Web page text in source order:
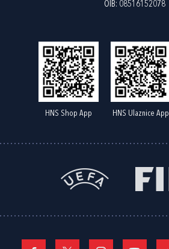
OIB: 08516152078
HNS Shop App HNS Ulaznice App